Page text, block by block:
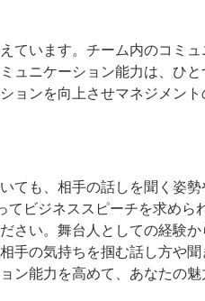
ています。チーム内のコミ
ニケーション能力は、ひと
ョンを向上させマネジメント
ても、相手の話しを聞く姿
ビジネススピーチを求めら
さい。舞台人としての経験
手の気持ちを掴む話し方や
ン能力を高めて、あなたの